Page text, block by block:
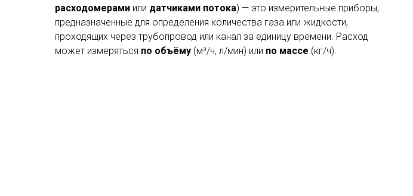
расходомерами или датчиками потока) — это измерительные приборы,
предназначенные для определения количества газа или жидкости,
проходящих через трубопровод или канал за единицу времени. Расход
может измеряться по объёму (м³/ч, л/мин) или по массе (кг/ч).